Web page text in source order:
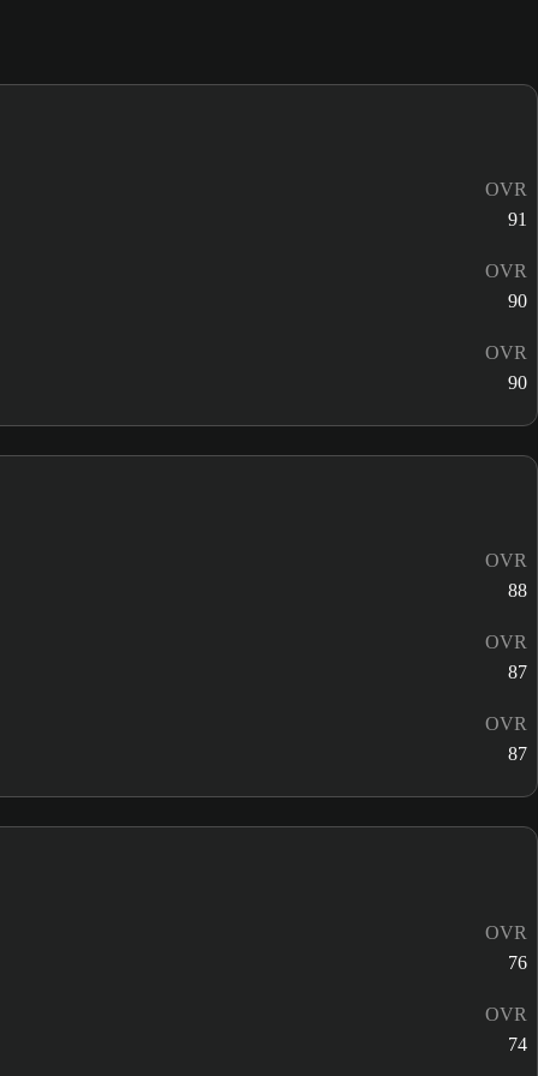
OVR
91
OVR
90
OVR
90
OVR
88
OVR
87
OVR
87
OVR
76
OVR
74